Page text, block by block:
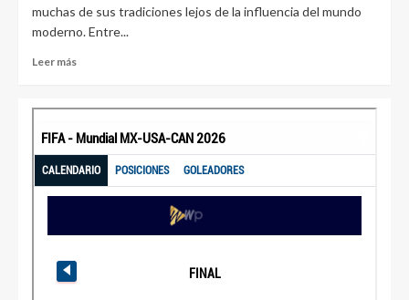
muchas de sus tradiciones lejos de la influencia del mundo
moderno. Entre...
Leer más